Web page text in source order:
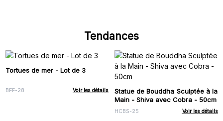
Tendances
Tortues de mer - Lot de 3
BFF-28 Voir les détails
Statue de Bouddha Sculptée à la
Main - Shiva avec Cobra - 50cm
HCBS-25 Voir les détails